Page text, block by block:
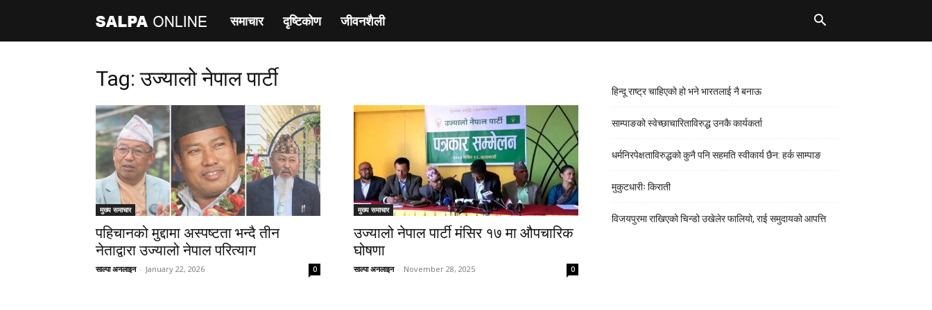
साल्पा
समाचार दृष्टिकाेण जीवनशैली
Tag: उज्यालो नेपाल पार्टी
मुख्य समाचार
पहिचानको मुद्दामा अस्पष्टता भन्दै तीन
नेताद्वारा उज्यालो नेपाल परित्याग
साल्पा अनलाइन - January 22, 2026 0
मुख्य समाचार
उज्यालो नेपाल पार्टी मंसिर १७ मा औपचारिक
घोषणा
साल्पा अनलाइन - November 28, 2025 0
हिन्दू राष्ट्र चाहिएको हो भने भारतलाई नै बनाऊ
साम्पाङको स्वेच्छाचारिताविरुद्ध उनकै कार्यकर्ता
धर्मनिरपेक्षताविरुद्धको कुनै पनि सहमति स्वीकार्य छैन: हर्क साम्पाङ
मुकुटधारीः किराती
विजयपुरमा राखिएको चिन्डो उखेलेर फालियो, राई समुदायको आपत्ति